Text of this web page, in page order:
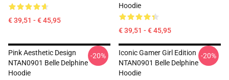
€ 39,51 - € 45,95
Hoodie
€ 39,51 - € 45,95
Pink Aesthetic Design
NTAN0901 Belle Delphine
Hoodie
-20%
Iconic Gamer Girl Edition
NTAN0901 Belle Delphine
Hoodie
-20%